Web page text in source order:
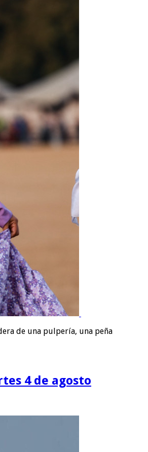
de una pulpería, una peña
4 de agosto